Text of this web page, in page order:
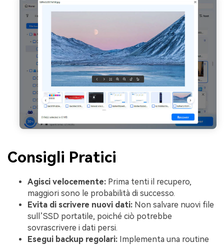
Consigli Pratici
Agisci velocemente: Prima tenti il recupero,
maggiori sono le probabilità di successo.
Evita di scrivere nuovi dati: Non salvare nuovi file
sull’SSD portatile, poiché ciò potrebbe
sovrascrivere i dati persi.
Esegui backup regolari: Implementa una routine